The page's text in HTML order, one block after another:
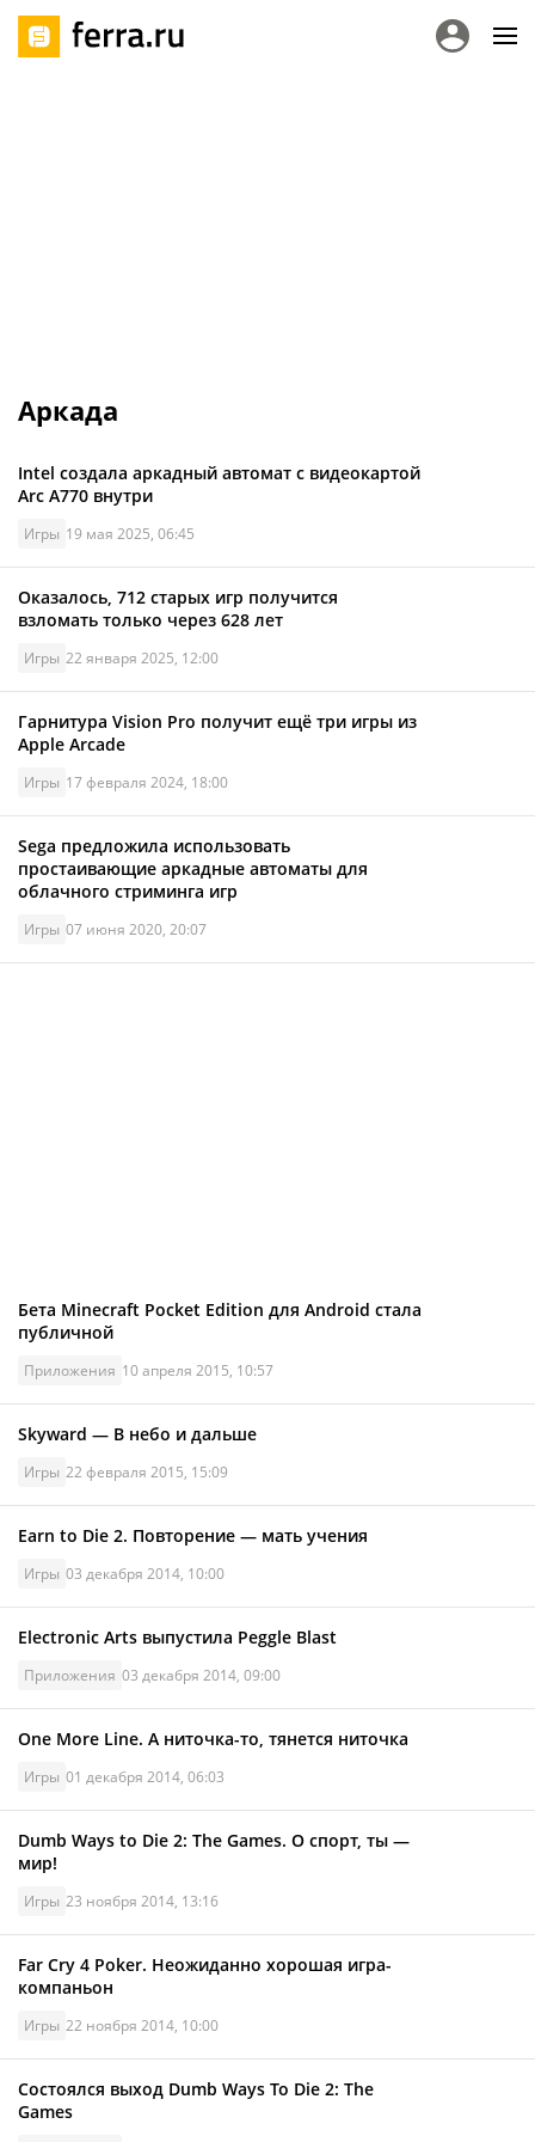
Аркада
Intel создала аркадный автомат с видеокартой
Arc A770 внутри
Игры 19 мая 2025, 06:45
Оказалось, 712 старых игр получится
взломать только через 628 лет
Игры 22 января 2025, 12:00
Гарнитура Vision Pro получит ещё три игры из
Apple Arcade
Игры 17 февраля 2024, 18:00
Sega предложила использовать
простаивающие аркадные автоматы для
облачного стриминга игр
Игры 07 июня 2020, 20:07
Бета Minecraft Pocket Edition для Android стала
публичной
Приложения 10 апреля 2015, 10:57
Skyward — В небо и дальше
Игры 22 февраля 2015, 15:09
Earn to Die 2. Повторение — мать учения
Игры 03 декабря 2014, 10:00
Electronic Arts выпустила Peggle Blast
Приложения 03 декабря 2014, 09:00
One More Line. А ниточка-то, тянется ниточка
Игры 01 декабря 2014, 06:03
Dumb Ways to Die 2: The Games. О спорт, ты —
мир!
Игры 23 ноября 2014, 13:16
Far Cry 4 Poker. Неожиданно хорошая игра-
компаньон
Игры 22 ноября 2014, 10:00
Состоялся выход Dumb Ways To Die 2: The
Games